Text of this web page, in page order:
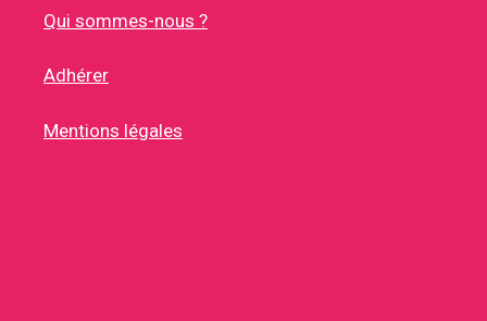
Qui sommes-nous ?
Adhérer
Mentions légales